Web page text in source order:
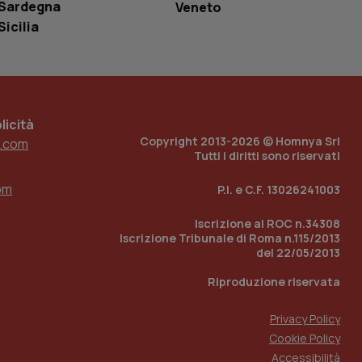
Veneto
Copyright 2013-2026 © Homnya Srl
Tutti i diritti sono riservati
P.I. e C.F. 13026241003
Iscrizione al ROC n.34308
Iscrizione Tribunale di Roma n.115/2013
del 22/05/2013
Riproduzione riservata
Privacy Policy
Cookie Policy
Accessibilità
traccia
la gestione
dell’esperienza
per abilitare il
con identity